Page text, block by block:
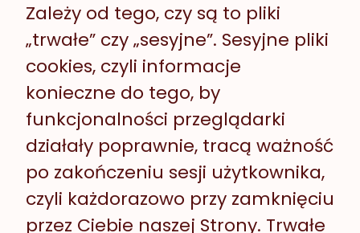
Zależy od tego, czy są to pliki
„trwałe” czy „sesyjne”. Sesyjne pliki
cookies, czyli informacje
konieczne do tego, by
funkcjonalności przeglądarki
działały poprawnie, tracą ważność
po zakończeniu sesji użytkownika,
czyli każdorazowo przy zamknięciu
przez Ciebie naszej Strony. Trwałe